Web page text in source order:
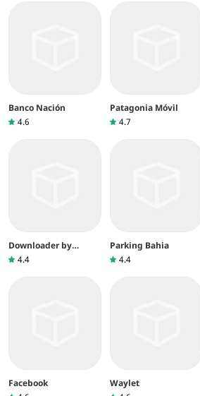
Banco Nación
4.6
Patagonia Móvil
4.7
Downloader by
AFTVnews
4.4
Parking Bahia
4.4
Facebook
Waylet